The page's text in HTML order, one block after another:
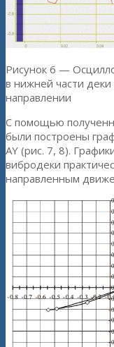
Рисунок 6 —
в нижней части
направлении
С помощью
были построены
AY (рис. 7, 8).
вибродеки
направленным